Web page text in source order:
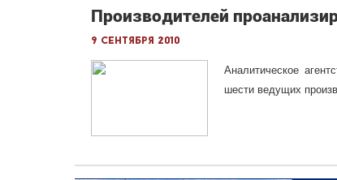
Производителей
9 сентября 2010
Аналитическое
шести ведущих